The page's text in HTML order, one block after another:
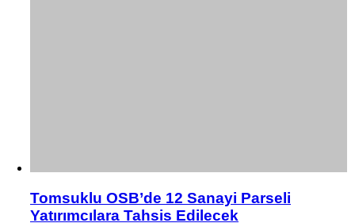
Tomsuklu OSB’de 12 Sanayi Parseli
Yatırımcılara Tahsis Edilecek